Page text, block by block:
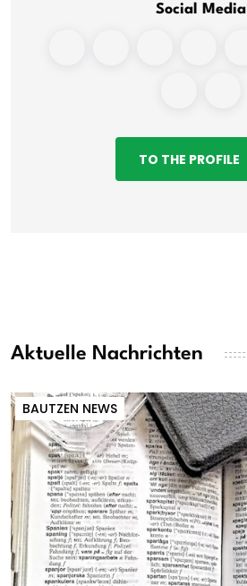
Social Media
TO THE PROFILE
Aktuelle Nachrichten
BAUTZEN NEWS